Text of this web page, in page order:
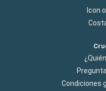
Icon
Condiciones